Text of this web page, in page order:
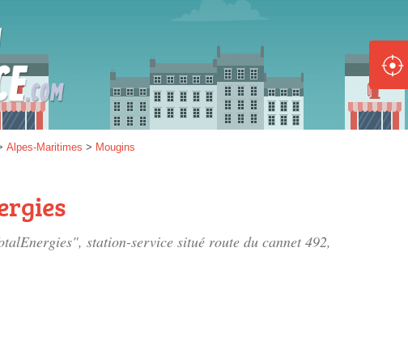
Alpes-Maritimes > Mougins
station-service situé route du cannet 492,
Gazole :
Disponible Épuisé
SP 98 :
SP 95 :
Disponible Épuisé